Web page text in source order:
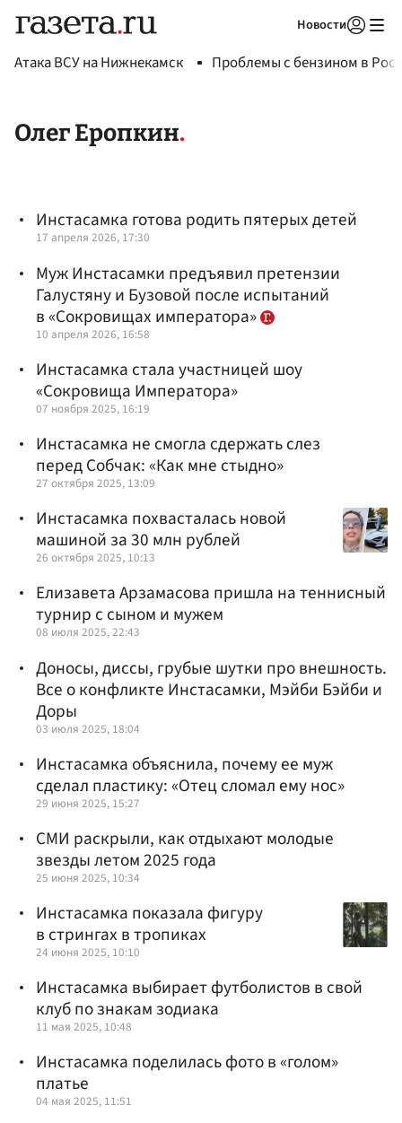
Новости
Атака ВСУ на Нижнекамск Проблемы с бензином в
Олег Еропкин
Инстасамка готова родить пятерых детей
17 апреля 2026, 17:30
Муж Инстасамки предъявил претензии
Галустяну и Бузовой после испытаний
в «Сокровищах императора»
10 апреля 2026, 16:58
Инстасамка стала участницей шоу
«Сокровища Императора»
07 ноября 2025, 16:19
Инстасамка не смогла сдержать слез
перед Собчак: «Как мне стыдно»
27 октября 2025, 13:09
Инстасамка похвасталась новой
машиной за 30 млн рублей
26 октября 2025, 10:13
Елизавета Арзамасова пришла на теннисный
турнир с сыном и мужем
08 июля 2025, 22:43
Доносы, диссы, грубые шутки про внешность.
Все о конфликте Инстасамки, Мэйби Бэйби и
Доры
03 июля 2025, 18:04
Инстасамка объяснила, почему ее муж
сделал пластику: «Отец сломал ему нос»
29 июня 2025, 15:27
СМИ раскрыли, как отдыхают молодые
звезды летом 2025 года
25 июня 2025, 10:34
Инстасамка показала фигуру
в стрингах в тропиках
24 июня 2025, 10:10
Инстасамка выбирает футболистов в свой
клуб по знакам зодиака
11 мая 2025, 10:48
Инстасамка поделилась фото в «голом»
платье
04 мая 2025, 11:51